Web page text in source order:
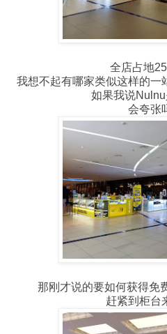
全店占地
我想不起有哪家类似这样的一
如果我说
会夸张
那刚才说的要如何获得免
赶紧到柜台